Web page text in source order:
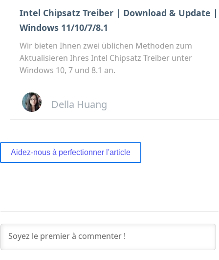
Intel Chipsatz Treiber | Download & Update |
Windows 11/10/7/8.1
Wir bieten Ihnen zwei üblichen Methoden zum
Aktualisieren Ihres Intel Chipsatz Treiber unter
Windows 10, 7 und 8.1 an.
Della Huang
Aidez-nous à perfectionner l'article